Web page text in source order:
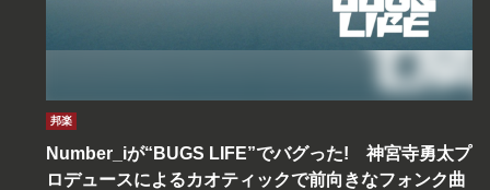
邦楽
Number_iが“BUGS LIFE”でバグった! 神宮寺勇太プ
ロデュースによるカオティックで前向きなフォンク曲